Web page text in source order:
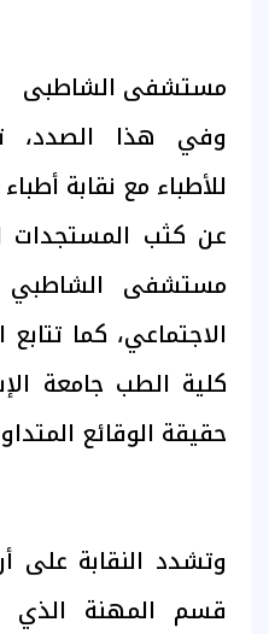
مستشفى الشاطبى
وفي هذا الصدد،
للأطباء مع نقابة
عن كثب المستجدات
مستشفى الشاطبي
الاجتماعي، كما
كلية الطب جامعة
حقيقة الوقائع
وتشدد النقابة على
قسم المهنة الذي